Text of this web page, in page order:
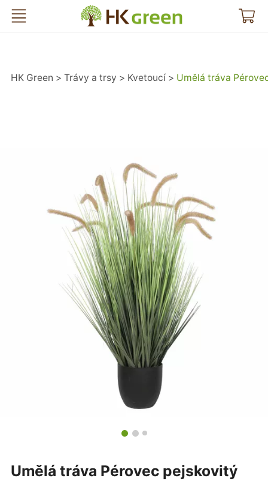
HK Green
HK Green Trávy a trsy Kvetoucí Umělá tráva
Umělá tráva Pérovec pejskovitý